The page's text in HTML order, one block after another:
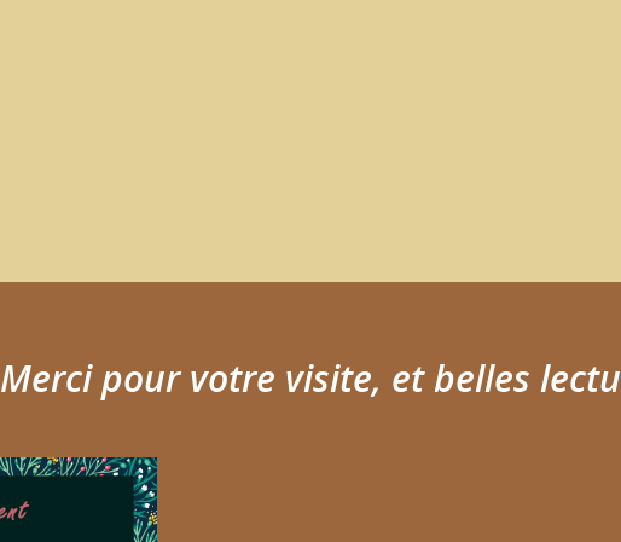
Merci pour votre visite, et belles